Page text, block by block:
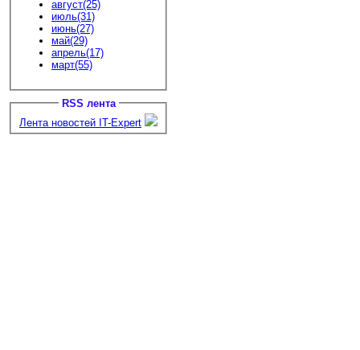
август(25)
июль(31)
июнь(27)
май(29)
апрель(17)
март(55)
RSS лента
Лента новостей IT-Expert